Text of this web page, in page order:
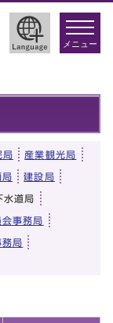
toggle
メニュー
局 産業観光局
局 建設局
水道局
事務局
局